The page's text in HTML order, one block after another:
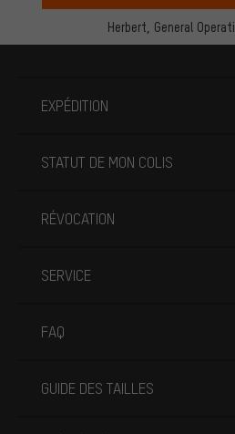
Herbert, General
EXPÉDITION
STATUT DE MON COLIS
RÉVOCATION
SERVICE
FAQ
GUIDE DES TAILLES